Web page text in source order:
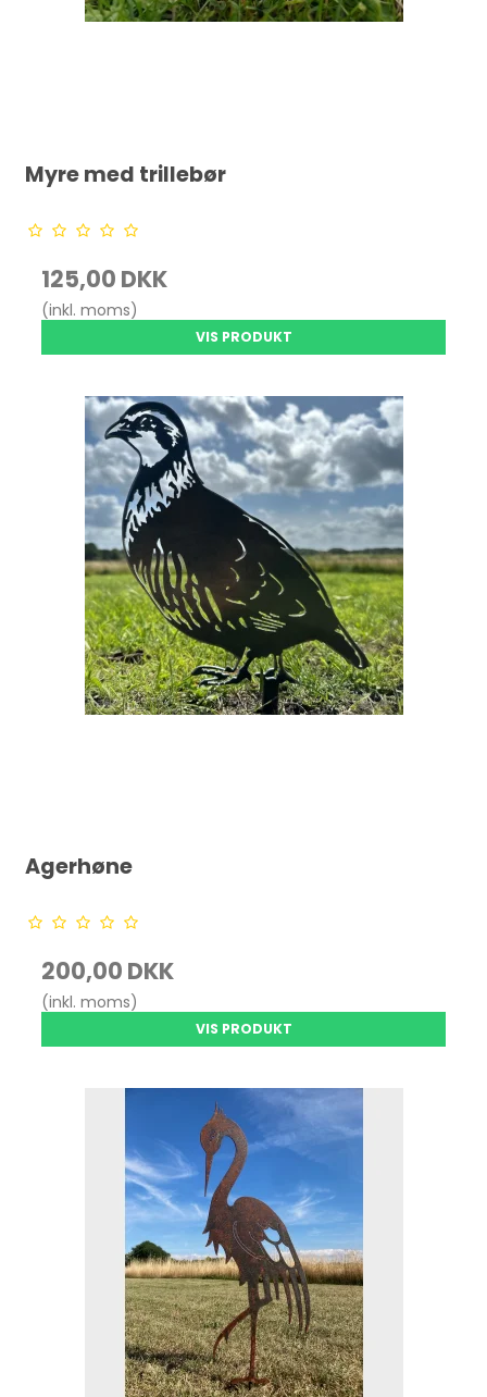
Myre med trillebør
125,00 DKK
(inkl. moms)
VIS PRODUKT
Agerhøne
200,00 DKK
(inkl. moms)
VIS PRODUKT